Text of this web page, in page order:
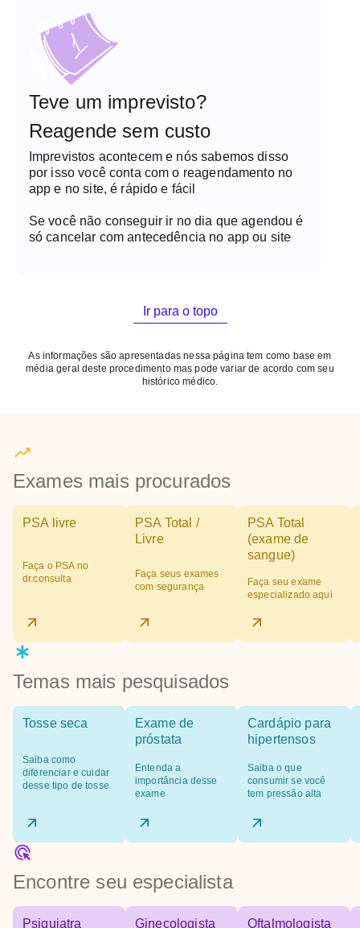
Teve um imprevisto?
Reagende sem custo
Imprevistos acontecem e nós sabemos disso
por isso você conta com o reagendamento no
app e no site, é rápido e fácil
Se você não conseguir ir no dia que agendou é
só cancelar com antecedência no app ou site
Ir para o topo
As informações são apresentadas nessa página tem como base em
média geral deste procedimento mas pode variar de acordo com seu
histórico médico.
Exames mais procurados
PSA livre
Faça o PSA no
dr.consulta
PSA Total /
Livre
Faça seus exames
com segurança
PSA Total
(exame de
sangue)
Faça seu exame
especializado aqui
Temas mais pesquisados
Tosse seca
Saiba como
diferenciar e cuidar
desse tipo de tosse
Exame de
próstata
Entenda a
importância desse
exame
Cardápio para
hipertensos
Saiba o que
consumir se você
tem pressão alta
Encontre seu especialista
Psiquiatra Ginecologista Oftalmologista